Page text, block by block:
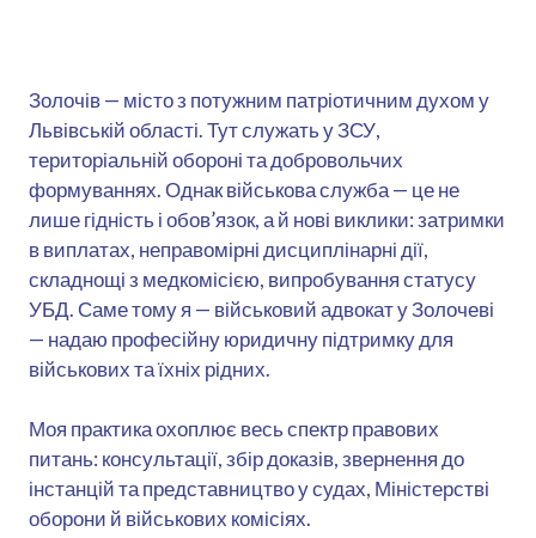
Золочів — місто з потужним патріотичним духом у
Львівській області. Тут служать у ЗСУ,
територіальній обороні та добровольчих
формуваннях. Однак військова служба — це не
лише гідність і обов’язок, а й нові виклики: затримки
в виплатах, неправомірні дисциплінарні дії,
складнощі з медкомісією, випробування статусу
УБД. Саме тому я — військовий адвокат у Золочеві
— надаю професійну юридичну підтримку для
військових та їхніх рідних.
Моя практика охоплює весь спектр правових
питань: консультації, збір доказів, звернення до
інстанцій та представництво у судах, Міністерстві
оборони й військових комісіях.